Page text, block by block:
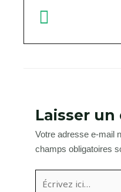
Laisser
Votre adresse e-mail
champs obligatoires